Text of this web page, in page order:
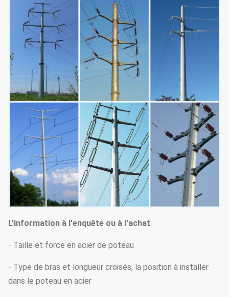
L'information à l'enquête ou à l'achat
- Taille et force en acier de poteau
- Type de bras et longueur croisés, la position à installer
dans le poteau en acier